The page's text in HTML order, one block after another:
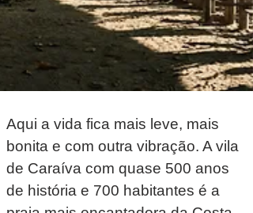
]
Aqui a vida fica mais leve, mais
bonita e com outra vibração. A vila
de Caraíva com quase 500 anos
de história e 700 habitantes é a